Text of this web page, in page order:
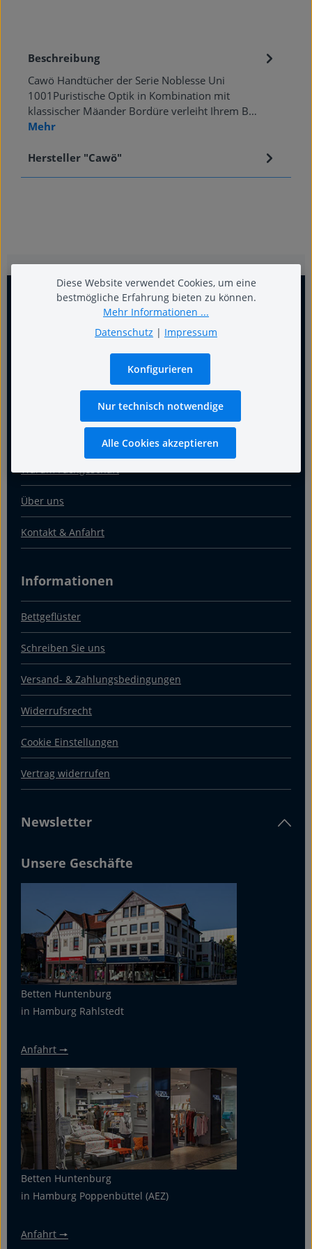
Beschreibung
Cawö Handtücher der Serie Noblesse Uni
1001Puristische Optik in Kombination mit
klassischer Mäander Bordüre verleiht Ihrem B…
Mehr
Hersteller "Cawö"
Für guten Schlaf
Warum Fachgeschäft
Über uns
Kontakt & Anfahrt
Informationen
Bettgeflüster
Schreiben Sie uns
Versand- & Zahlungsbedingungen
Widerrufsrecht
Cookie Einstellungen
Vertrag widerrufen
Newsletter
Unsere Geschäfte
Betten Huntenburg
in Hamburg Rahlstedt
Anfahrt 🠖
Betten Huntenburg
in Hamburg Poppenbüttel (AEZ)
Anfahrt 🠖
Diese Website verwendet Cookies, um eine
bestmögliche Erfahrung bieten zu können.
Mehr Informationen ...
Datenschutz | Impressum
Nur technisch notwendige
Konfigurieren
Alle Cookies akzeptieren